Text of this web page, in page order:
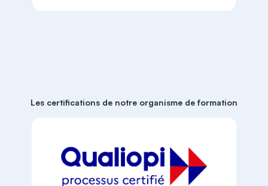
Les certifications de notre organisme de formation